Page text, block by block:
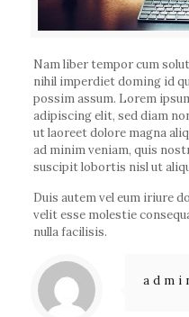
Nam liber tempor cum
nihil imperdiet doming id
possim assum. Lorem
adipiscing elit, sed diam
ut laoreet dolore magna
ad minim veniam, quis
suscipit lobortis nisl ut
Duis autem vel eum iriure
velit esse molestie
nulla facilisis.